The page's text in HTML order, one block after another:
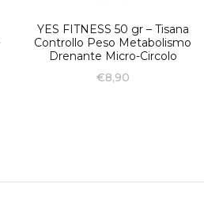
YES FITNESS 50 gr – Tisana
Controllo Peso Metabolismo
Drenante Micro-Circolo
€8,90